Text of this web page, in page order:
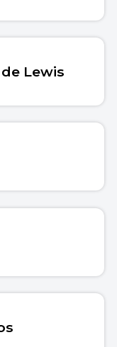
Lewis